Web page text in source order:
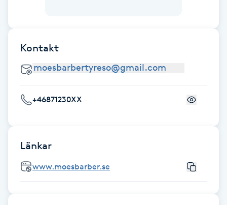
IR-massage
Japansk massage
K18
Kemisk peeling
Kontakt
+46871230XX
Länkar
www.moesbarber.se